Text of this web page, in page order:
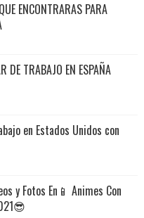
ENCONTRARAS PARA
DE TRABAJO EN ESPAÑA
en Estados Unidos con
y Fotos En📱 Animes Con